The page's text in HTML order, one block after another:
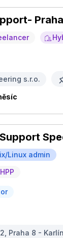
s.r.o.
Linux admin
HPP
Praha 8 -